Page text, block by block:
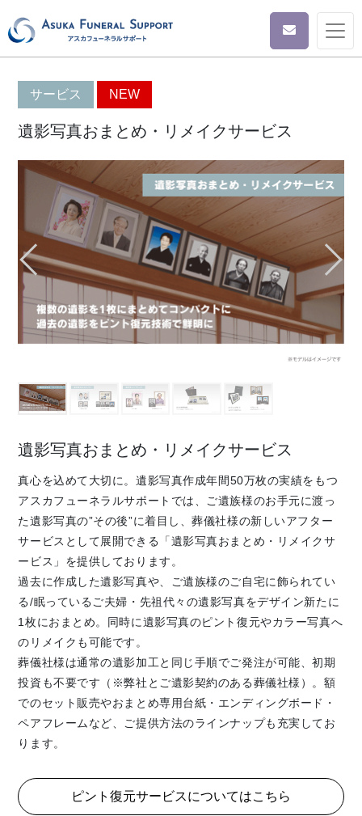
サービス NEW
遺影写真おまとめ・リメイクサービス
遺影写真おまとめ・リメイクサービス
真心を込めて大切に。遺影写真作成年間50万枚の実績をもつ
アスカフューネラルサポートでは、ご遺族様のお手元に渡っ
た遺影写真の”その後”に着目し、葬儀社様の新しいアフター
サービスとして展開できる「遺影写真おまとめ・リメイクサ
ービス」を提供しております。
過去に作成した遺影写真や、ご遺族様のご自宅に飾られてい
る/眠っているご夫婦・先祖代々の遺影写真をデザイン新たに
1枚におまとめ。同時に遺影写真のピント復元やカラー写真へ
のリメイクも可能です。
葬儀社様は通常の遺影加工と同じ手順でご発注が可能、初期
投資も不要です（※弊社とご遺影契約のある葬儀社様）。額
でのセット販売やおまとめ専用台紙・エンディングボード・
ペアフレームなど、ご提供方法のラインナップも充実してお
ります。
ピント復元サービスについてはこちら